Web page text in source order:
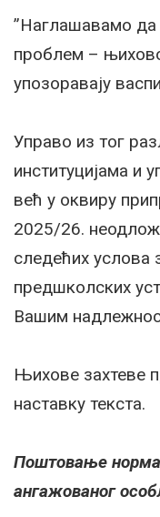
”Наглашавамо да
проблем –
упозоравају
Управо из тог
институцијама и
већ у оквиру
2025/26.
следећих услова
предшколских
Вашим
Њихове захтеве
наставку текста.
Поштовање
ангажованог